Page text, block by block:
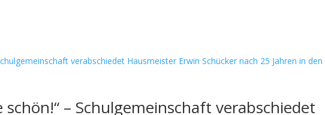
schön!“ – Schulgemeinschaft verabschiedet